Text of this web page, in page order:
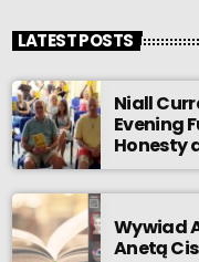
LATEST POSTS
Niall
Evening
Honesty
Wywiad
Anetą